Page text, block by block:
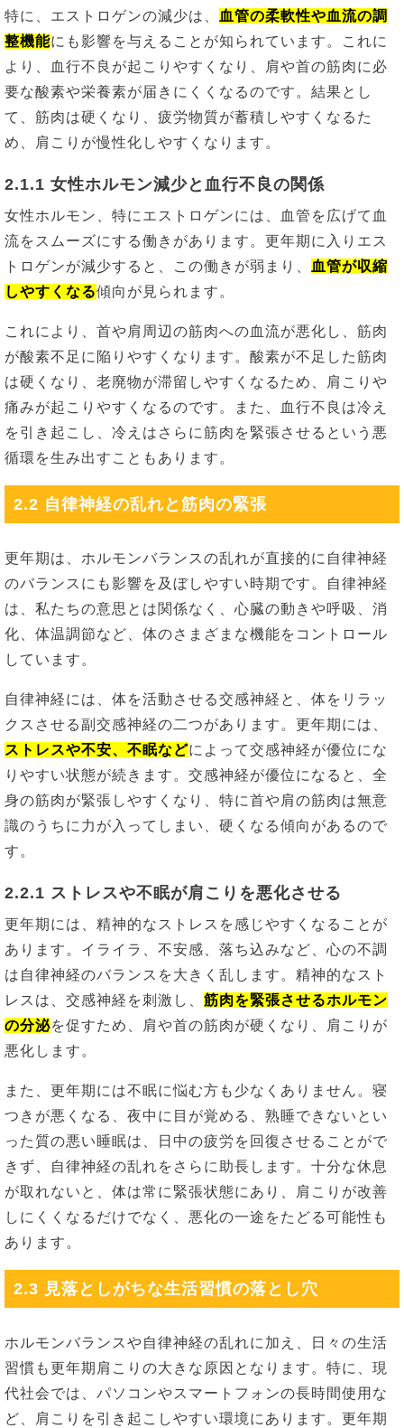
特に、エストロゲンの減少は、
血管の柔軟性や血流の調
整機能にも影響を与えることが知られています。これに
より、血行不良が起こりやすくなり、肩や首の筋肉に必
要な酸素や栄養素が届きにくくなるのです。結果とし
て、筋肉は硬くなり、疲労物質が蓄積しやすくなるた
め、肩こりが慢性化しやすくなります。
2.1.1 女性ホルモン減少と血行不良の関係
女性ホルモン、特にエストロゲンには、血管を広げて血
流をスムーズにする働きがあります。更年期に入りエス
トロゲンが減少すると、この働きが弱まり、
血管が収縮
しやすくなる傾向が見られます。
これにより、首や肩周辺の筋肉への血流が悪化し、筋肉
が酸素不足に陥りやすくなります。酸素が不足した筋肉
は硬くなり、老廃物が滞留しやすくなるため、肩こりや
痛みが起こりやすくなるのです。また、血行不良は冷え
を引き起こし、冷えはさらに筋肉を緊張させるという悪
循環を生み出すこともあります。
2.2 自律神経の乱れと筋肉の緊張
更年期は、ホルモンバランスの乱れが直接的に自律神経
のバランスにも影響を及ぼしやすい時期です。自律神経
は、私たちの意思とは関係なく、心臓の動きや呼吸、消
化、体温調節など、体のさまざまな機能をコントロール
しています。
自律神経には、体を活動させる交感神経と、体をリラッ
クスさせる副交感神経の二つがあります。更年期には、
ストレスや不安、不眠などによって交感神経が優位にな
りやすい状態が続きます。交感神経が優位になると、全
身の筋肉が緊張しやすくなり、特に首や肩の筋肉は無意
識のうちに力が入ってしまい、硬くなる傾向があるので
す。
2.2.1 ストレスや不眠が肩こりを悪化させる
更年期には、精神的なストレスを感じやすくなることが
あります。イライラ、不安感、落ち込みなど、心の不調
は自律神経のバランスを大きく乱します。精神的なスト
レスは、交感神経を刺激し、 筋肉を緊張させるホルモン
の分泌を促すため、肩や首の筋肉が硬くなり、肩こりが
悪化します。
また、更年期には不眠に悩む方も少なくありません。寝
つきが悪くなる、夜中に目が覚める、熟睡できないとい
った質の悪い睡眠は、日中の疲労を回復させることがで
きず、自律神経の乱れをさらに助長します。十分な休息
が取れないと、体は常に緊張状態にあり、肩こりが改善
しにくくなるだけでなく、悪化の一途をたどる可能性も
あります。
2.3 見落としがちな生活習慣の落とし穴
ホルモンバランスや自律神経の乱れに加え、日々の生活
習慣も更年期肩こりの大きな原因となります。特に、現
代社会では、パソコンやスマートフォンの長時間使用な
ど、肩こりを引き起こしやすい環境にあります。更年期